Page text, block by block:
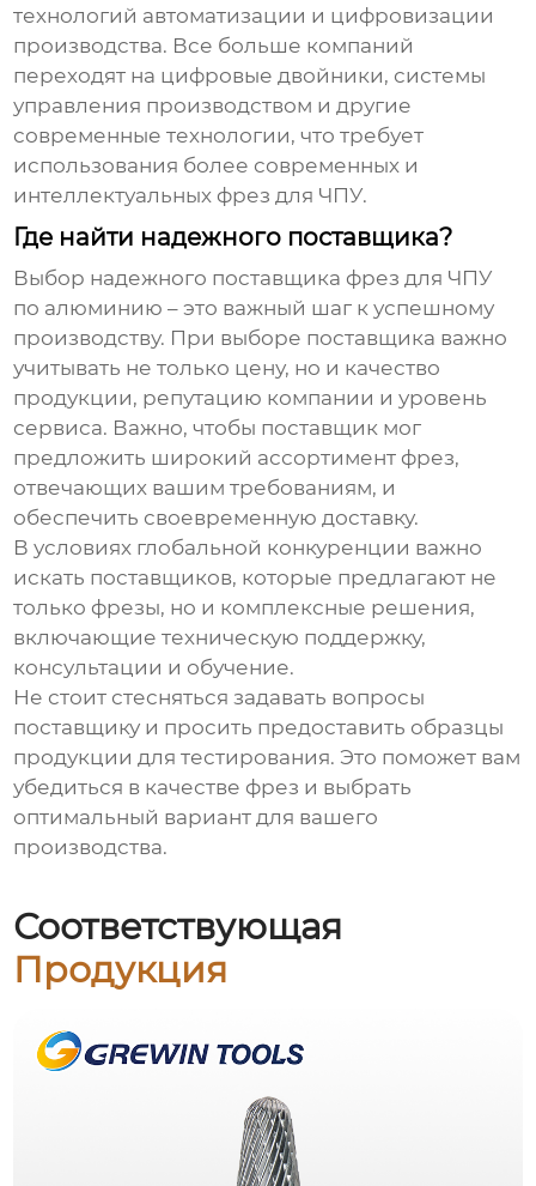
технологий автоматизации и цифровизации
производства. Все больше компаний
переходят на цифровые двойники, системы
управления производством и другие
современные технологии, что требует
использования более современных и
интеллектуальных фрез для ЧПУ.
Где найти надежного поставщика?
Выбор надежного поставщика фрез для ЧПУ
по алюминию – это важный шаг к успешному
производству. При выборе поставщика важно
учитывать не только цену, но и качество
продукции, репутацию компании и уровень
сервиса. Важно, чтобы поставщик мог
предложить широкий ассортимент фрез,
отвечающих вашим требованиям, и
обеспечить своевременную доставку.
В условиях глобальной конкуренции важно
искать поставщиков, которые предлагают не
только фрезы, но и комплексные решения,
включающие техническую поддержку,
консультации и обучение.
Не стоит стесняться задавать вопросы
поставщику и просить предоставить образцы
продукции для тестирования. Это поможет вам
убедиться в качестве фрез и выбрать
оптимальный вариант для вашего
производства.
Соответствующая
Продукция